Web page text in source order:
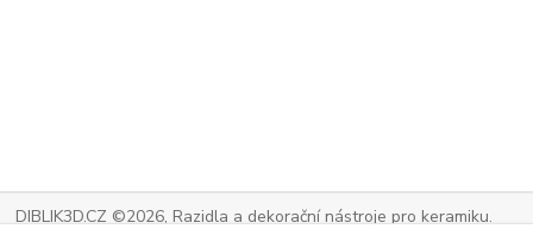
DIBLIK3D.CZ ©2026, Razidla a dekorační nástroje pro keramiku.